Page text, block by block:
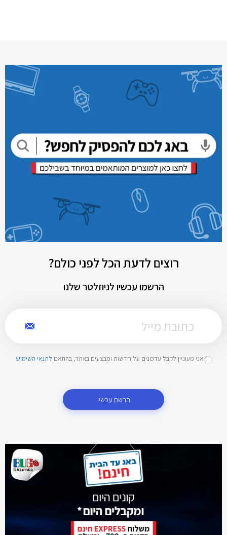
רוצים לדעת הכל לפני כולם?
הרשמו עכשיו לניוזלטר שלנו
אני מעוניין לקבל עדכונים על חדשות ומבצעים באתר, בהתאם לתנאי השימוש
הרשם עכשיו